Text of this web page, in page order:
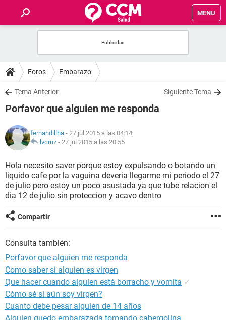
MENU
FOROS
SALUD
NUTRICIÓN
BIENESTAR
SEXUALIDAD
GLOSARIO
Foros Embarazo
Tema Anterior Siguiente Tema
Porfavor que alguien me responda
fernandillha - 27 jul 2015 a las 04:14
lvcruz - 27 jul 2015 a las 20:55
Hola necesito saver porque estoy expulsando o botando un
liquido cafe por la vaguina deveria llegarme mi periodo el 27
de julio pero estoy un poco asustada ya que tube relacion el
dia 12 de julio sin proteccion y acavo dentro
Compartir
Consulta también:
Porfavor que alguien me responda
Como saber si alguien es virgen
Que hacer cuando alguien está borracho y vomita ✓
Cómo sé si aún soy virgen?
Cuanto debe pesar alguien de 14 años